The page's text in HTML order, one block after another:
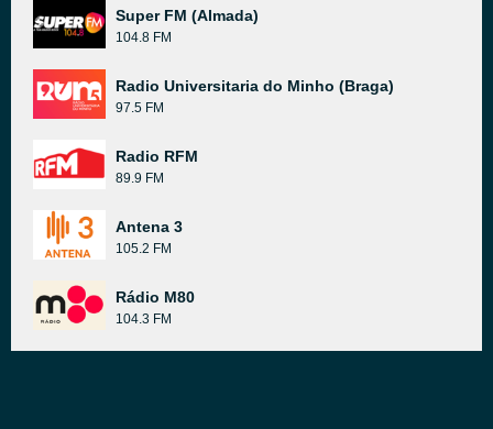
Super FM (Almada)
104.8 FM
Radio Universitaria do Minho (Braga)
97.5 FM
Radio RFM
89.9 FM
Antena 3
105.2 FM
Rádio M80
104.3 FM